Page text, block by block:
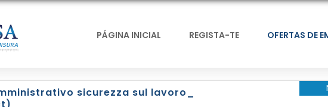
PÁGINA INICIAL REGISTA-TE OFERTAS DE
sicurezza sul lavoro_